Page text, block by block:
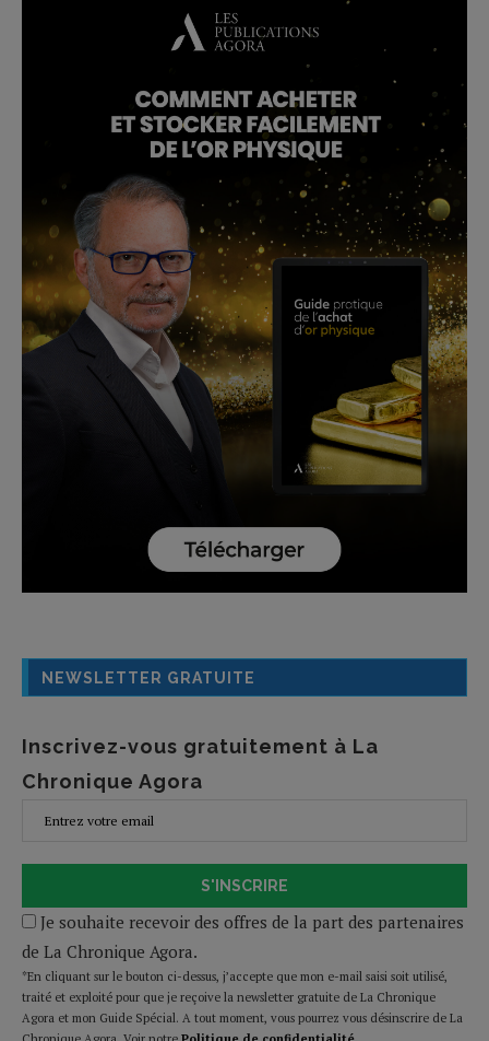
NEWSLETTER GRATUITE
Inscrivez-vous gratuitement à La
Chronique Agora
S'INSCRIRE
Je souhaite recevoir des offres de la part des partenaires
de La Chronique Agora.
*En cliquant sur le bouton ci-dessus, j’accepte que mon e-mail saisi soit utilisé,
traité et exploité pour que je reçoive la newsletter gratuite de La Chronique
Agora et mon Guide Spécial. A tout moment, vous pourrez vous désinscrire de La